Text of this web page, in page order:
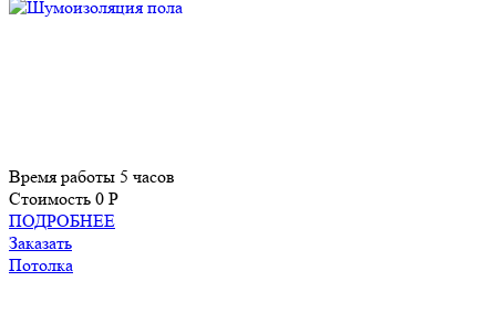
Время работы 5 часов
Стоимость 0 P
ПОДРОБНЕЕ
Заказать
Потолка